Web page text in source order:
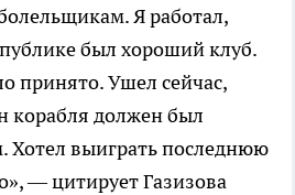
Я работал,
был хороший клуб.
принято. Ушел сейчас,
корабля должен был
Хотел выиграть последнюю
— цитирует Газизова